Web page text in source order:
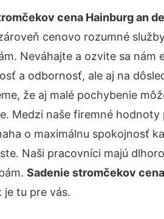
cena Hainburg an
cenovo rozumné
Neváhajte a ozvite sa nám
a odbornosť, ale aj na
že aj malé pochybenie
Medzi naše firemné
o maximálnu spokojnosť
Naši pracovníci majú
Sadenie stromčekov
je tu pre vás.